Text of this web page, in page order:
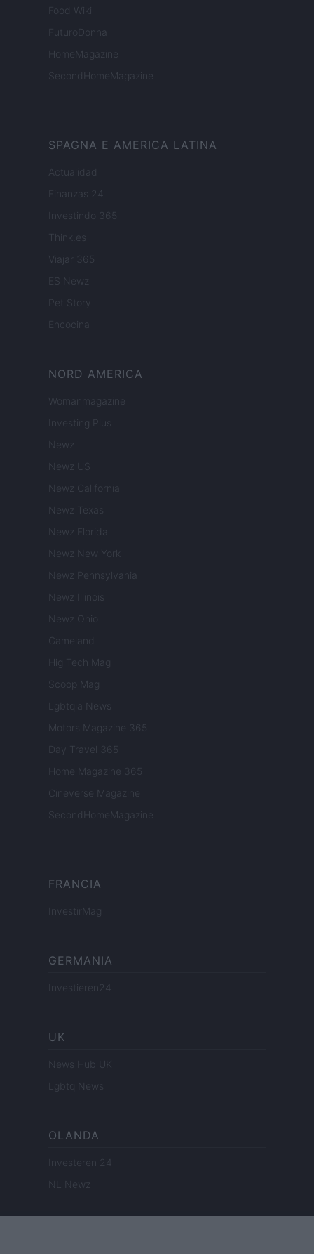
Food Wiki
FuturoDonna
HomeMagazine
SecondHomeMagazine
SPAGNA E AMERICA LATINA
Actualidad
Finanzas 24
Investindo 365
Think.es
Viajar 365
ES Newz
Pet Story
Encocina
NORD AMERICA
Womanmagazine
Investing Plus
Newz
Newz US
Newz California
Newz Texas
Newz Florida
Newz New York
Newz Pennsylvania
Newz Illinois
Newz Ohio
Gameland
Hig Tech Mag
Scoop Mag
Lgbtqia News
Motors Magazine 365
Day Travel 365
Home Magazine 365
Cineverse Magazine
SecondHomeMagazine
FRANCIA
InvestirMag
GERMANIA
Investieren24
UK
News Hub UK
Lgbtq News
OLANDA
Investeren 24
NL Newz